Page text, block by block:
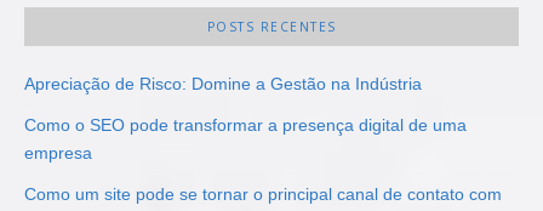
POSTS RECENTES
Apreciação de Risco: Domine a Gestão na Indústria
Como o SEO pode transformar a presença digital de uma
empresa
Como um site pode se tornar o principal canal de contato com